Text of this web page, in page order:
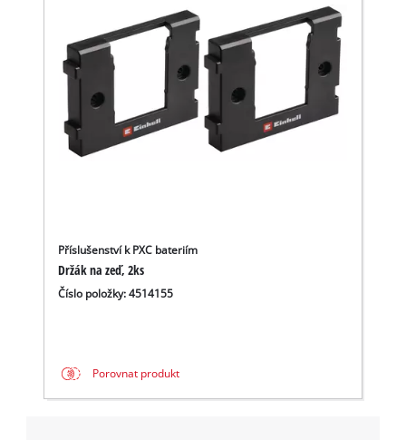
Příslušenství k PXC bateriím
Držák na zeď, 2ks
Číslo položky: 4514155
Porovnat produkt